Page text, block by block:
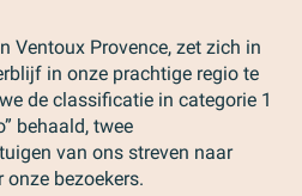
Ventoux Provence, zet zich in
in onze prachtige regio te
de classificatie in categorie 1
behaald, twee
van ons streven naar
bezoekers.